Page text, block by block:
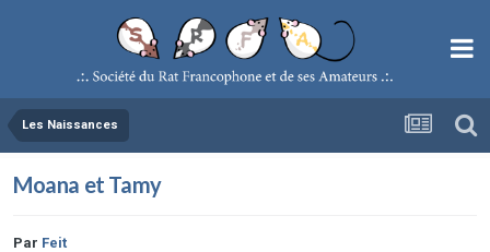
Les Naissances
Moana et Tamy
Par Feit